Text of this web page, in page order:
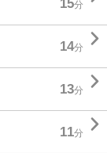
15分
14分 
13分 
11分 